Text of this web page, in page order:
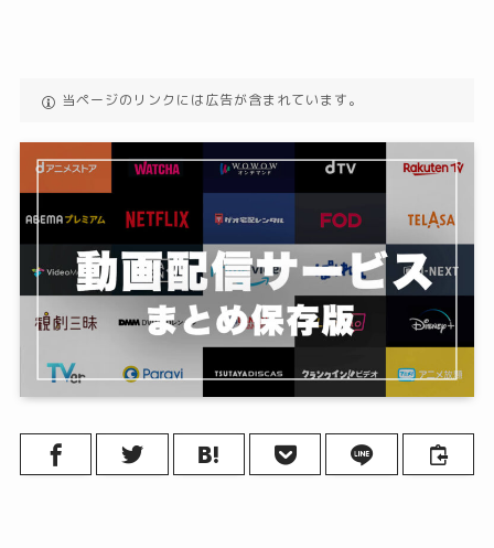
当ページのリンクには広告が含まれています。